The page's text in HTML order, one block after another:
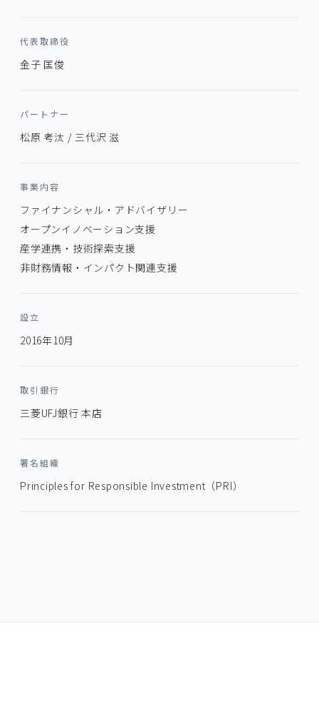
代表取締役
金子 匡俊
パートナー
松原 考汰 / 三代沢 滋
事業内容
ファイナンシャル・アドバイザリー
オープンイノベーション支援
産学連携・技術探索支援
非財務情報・インパクト関連支援
設立
2016年10月
取引銀行
三菱UFJ銀行 本店
署名組織
Principles for Responsible Investment（PRI）